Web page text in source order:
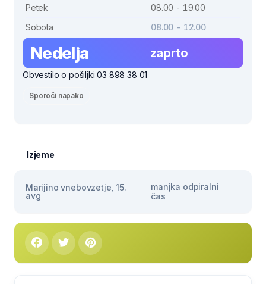
Petek
08.00 - 19.00
Sobota
08.00 - 12.00
Nedelja zaprto
Obvestilo o pošiljki 03 898 38 01
Sporoči napako
Izjeme
Marijino vnebovzetje, 15.
avg
manjka odpiralni
čas